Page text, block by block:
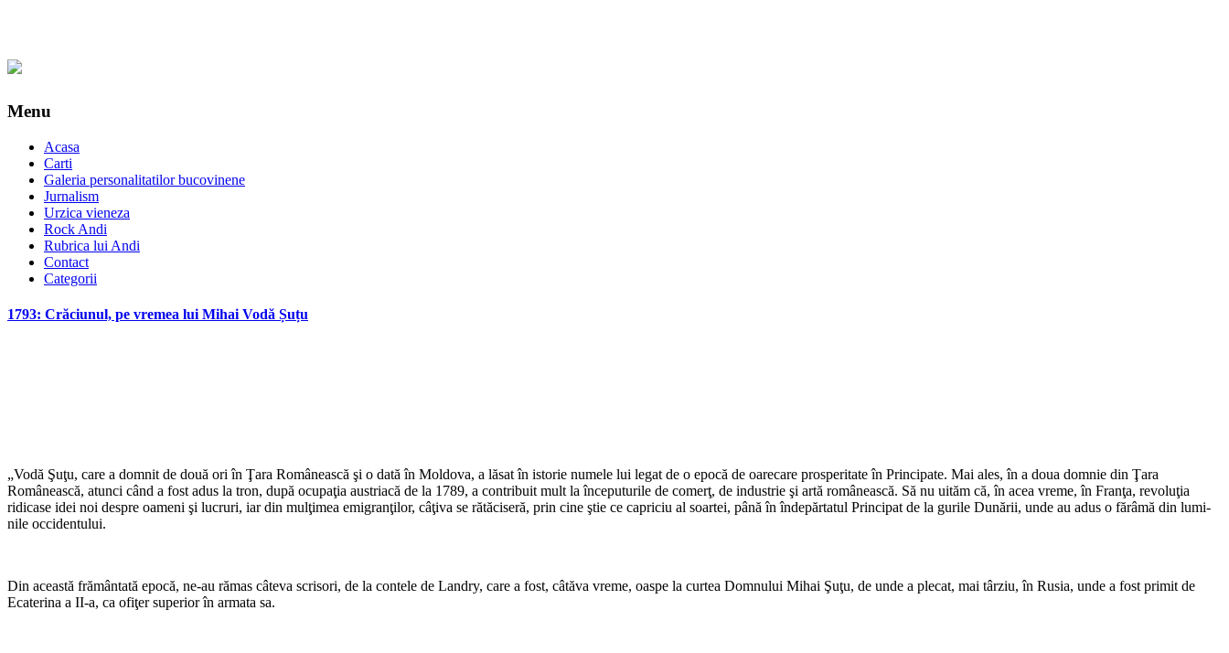
Menu
Acasa
Carti
Galeria personalitatilor bucovinene
Jurnalism
Urzica vieneza
Rock Andi
Rubrica lui Andi
Contact
Categorii
1793: Crăciunul, pe vremea lui Mihai Vodă Șuțu
„Vodă Şuţu, care a domnit de două ori în Ţara Românească şi o dată în Moldova, a lăsat în istorie numele lui legat de o epocă de oa­recare prosperitate în Principate. Mai ales, în a doua domnie din Ţara
Românească, atunci când a fost adus la tron, după ocupaţia austriacă de la 1789, a contribuit mult la începuturile de comerţ, de industrie şi artă românească. Să nu uităm că, în acea vreme, în Franţa, revoluţia
ridicase idei noi despre oameni şi lucruri, iar din mulţimea emigranţilor, câţiva se rătăciseră, prin cine ştie ce capri­ciu al soartei, până în îndepărta­tul Principat de la gurile Dunării, unde au adus o fărâmă din lumi­
nile occidentului.
Din această frământată epocă, ne-au rămas câteva scrisori, de la contele de Landry, care a fost, câtăva vreme, oaspe la curtea Domnului Mihai Şuţu, de unde a plecat, mai târziu, în Rusia, unde a fost primit de
Ecaterina a II-a, ca ofiţer superior în armata sa.